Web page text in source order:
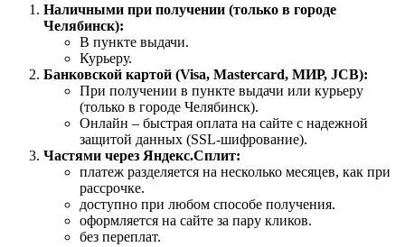
Наличными при получении (только в городе
Челябинск):
В пункте выдачи.
Курьеру.
Банковской картой (Visa, Mastercard, МИР, JCB):
При получении в пункте выдачи или курьеру
(только в городе Челябинск).
Онлайн – быстрая оплата на сайте с надежной
защитой данных (SSL-шифрование).
Частями через Яндекс.Сплит:
платеж разделяется на несколько месяцев, как при
рассрочке.
доступно при любом способе получения.
оформляется на сайте за пару кликов.
без переплат.